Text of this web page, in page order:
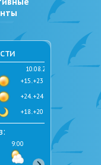
10.08.2026
+15..+23
+24..+24
+18..+20
9:00 10:00